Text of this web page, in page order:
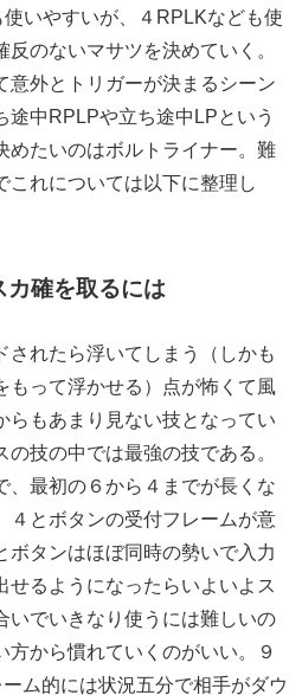
いやすいが、４RPLKなども使
のないマサツを決めていく。
意外とトリガーが決まるシーン
途中RPLPや立ち途中LPという
めたいのはボルトライナー。難
れについては以下に整理し
カ確を取るには
されたら浮いてしまう（しかも
もって浮かせる）点が怖くて風
らもあまり見ない技となってい
技の中では最強の技である。
、最初の６から４までが長くな
４とボタンの受付フレームが意
ボタンはほぼ同時の勢いで入力
せるようになったらいよいよス
いでいきなり使うには難しいの
方から慣れていくのがいい。９
ム的には状況五分で相手がダウ